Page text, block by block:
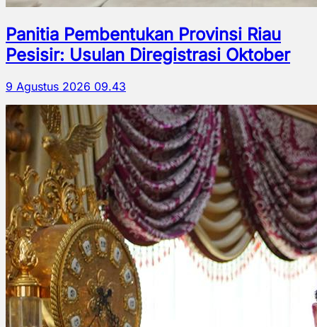
Panitia Pembentukan Provinsi Riau
Pesisir: Usulan Diregistrasi Oktober
9 Agustus 2026 09.43